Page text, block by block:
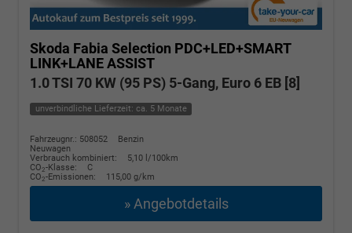
Skoda Fabia Selection PDC+LED+SMART
LINK+LANE ASSIST
1.0 TSI 70 KW (95 PS) 5-Gang, Euro 6 EB [8]
unverbindliche Lieferzeit: ca. 5 Monate
Fahrzeugnr.: 508052
Benzin
Neuwagen
Verbrauch kombiniert:
5,10 l/100km
CO2-Klasse:
C
CO2-Emissionen: 115,00 g/km
» Angebotdetails